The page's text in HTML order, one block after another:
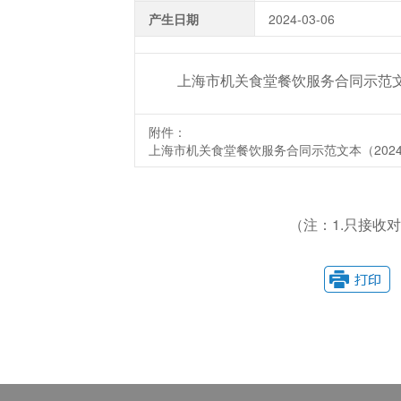
产生日期 2024-03-06
上海市机关食堂餐饮服务合同示范
附件：
上海市机关食堂餐饮服务合同示范文本（
（注：1.只接收